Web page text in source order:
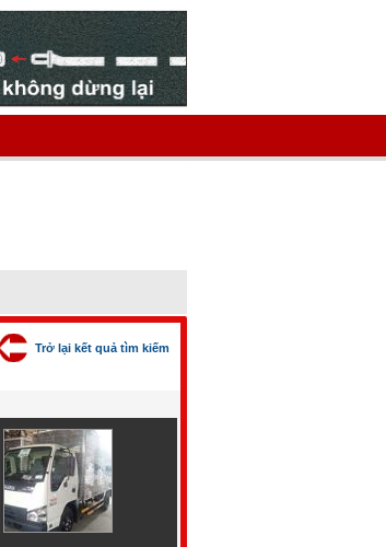
Trở lại kết quả tìm kiếm